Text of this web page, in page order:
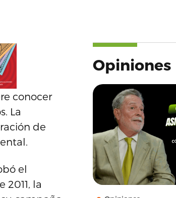
conocer
La
de
el
la
Opiniones